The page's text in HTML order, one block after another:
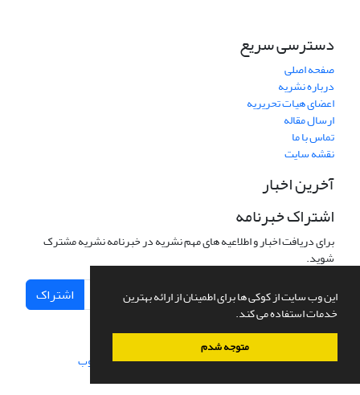
این وب سایت از کوکی ها برای اطمینان از ارائه بهترین
خدمات استفاده می کند.
متوجه شدم
دسترسی سریع
صفحه اصلی
درباره نشریه
اعضای هیات تحریریه
ارسال مقاله
تماس با ما
نقشه سایت
آخرین اخبار
اشتراک خبرنامه
برای دریافت اخبار و اطلاعیه های مهم نشریه در خبرنامه نشریه مشترک
شوید.
اشتراک
سامانه مدیریت نشریات علمی.طراحی و پیاده سازی از سیناوب